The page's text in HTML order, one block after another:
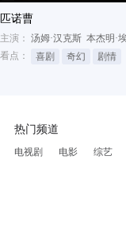
匹诺曹
主演： 汤姆·汉克斯 本杰明·埃文·安斯沃
看点：
喜剧 奇幻 剧情
热门频道
电视剧 电影 综艺